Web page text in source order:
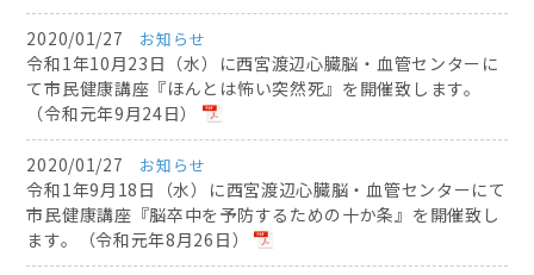
2020/01/27 お知らせ
令和1年10月23日（水）に西宮渡辺心臓脳・血管センターに
て市民健康講座『ほんとは怖い突然死』を開催致します。
（令和元年9月24日）
2020/01/27 お知らせ
令和1年9月18日（水）に西宮渡辺心臓脳・血管センターにて
市民健康講座『脳卒中を予防するための十か条』を開催致し
ます。（令和元年8月26日）